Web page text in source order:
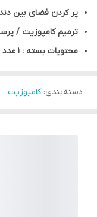
پر کردن فضای بین
ترمیم کامپوزیت /
محتویات بسته : 1 عدد سرنگ 3.8 گرمی
دسته‌بندی:کامپوزیت